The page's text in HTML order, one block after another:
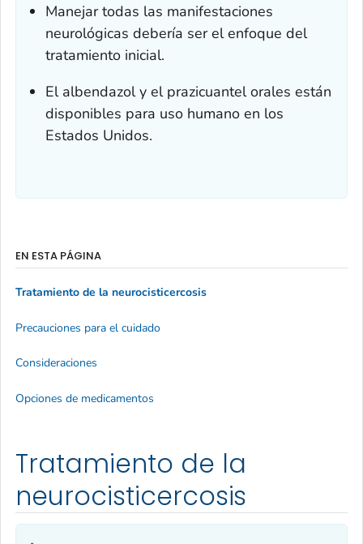
Manejar todas las manifestaciones
neurológicas debería ser el enfoque del
tratamiento inicial.
El albendazol y el prazicuantel orales están
disponibles para uso humano en los
Estados Unidos.
Tratamiento de la
neurocisticercosis
EN ESTA PÁGINA
Tratamiento de la neurocisticercosis
Precauciones para el cuidado
Consideraciones
Opciones de medicamentos